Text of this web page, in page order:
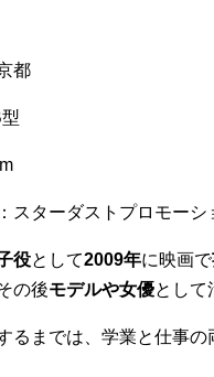
都
スターダストプロモーシ
役として2009年に映画で
の後モデルや女優として
るまでは、学業と仕事の